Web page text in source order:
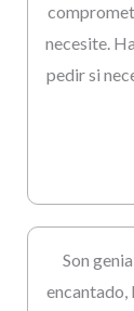
necesite.
pedir si
Son
encantado,